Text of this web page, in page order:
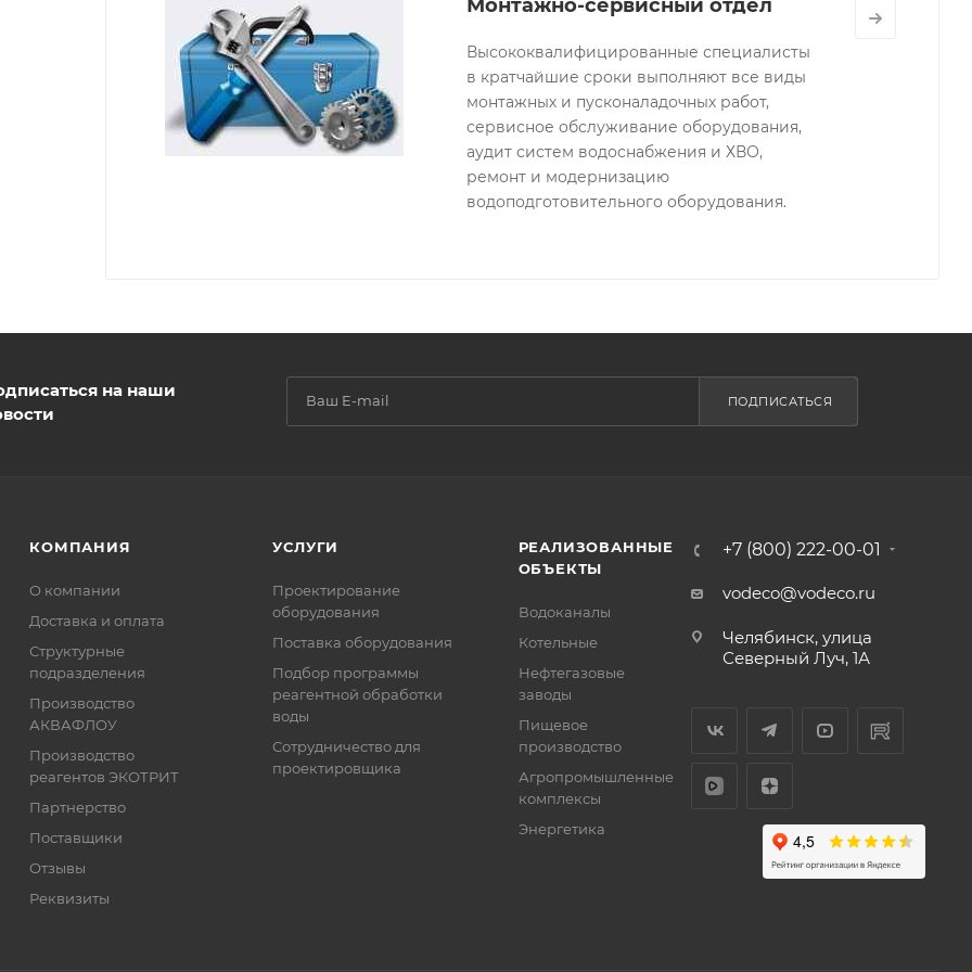
Монтажно-сервисный отдел
Высококвалифицированные специалисты
в кратчайшие сроки выполняют все виды
монтажных и пусконаладочных работ,
сервисное обслуживание оборудования,
аудит систем водоснабжения и ХВО,
ремонт и модернизацию
водоподготовительного оборудования.
на наши
ПОДПИСАТЬСЯ
КОМПАНИЯ
О компании
Доставка и оплата
Структурные
подразделения
Производство
АКВАФЛОУ
Производство
реагентов ЭКОТРИТ
Партнерство
Поставщики
Отзывы
Реквизиты
УСЛУГИ
Проектирование
оборудования
Поставка оборудования
Подбор программы
реагентной обработки
воды
Сотрудничество для
проектировщика
РЕАЛИЗОВАННЫЕ
ОБЪЕКТЫ
Водоканалы
Котельные
Нефтегазовые
заводы
Пищевое
производство
Агропромышленные
комплексы
Энергетика
+7 (800) 222-00-01
vodeco@vodeco.ru
Челябинск, улица
Северный Луч, 1А